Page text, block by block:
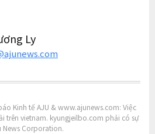
Ly
Kinh tế AJU & www.ajunews.com: Việc
trên vietnam. kyungjeilbo.com phải có sự
News Corporation.